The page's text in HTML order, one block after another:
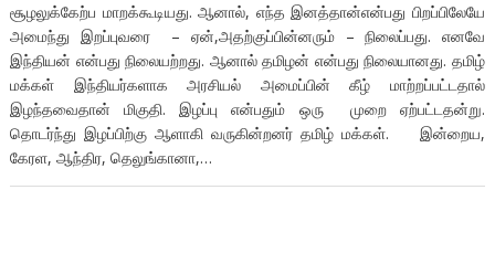
சூழலுக்கேற்ப மாறக்கூடியது. ஆனால், எந்த இனத்தான்என்பது பிறப்பிலேயே
அமைந்து இறப்புவரை – ஏன்,அதற்குப்பின்னரும் – நிலைப்பது. எனவே
இந்தியன் என்பது நிலையற்றது. ஆனால் தமிழன் என்பது நிலையானது. தமிழ்
மக்கள் இந்தியர்களாக அரசியல் அமைப்பின் கீழ் மாற்றப்பட்டதால்
இழந்தவைதான் மிகுதி. இழப்பு என்பதும் ஒரு முறை ஏற்பட்டதன்று.
தொடர்ந்து இழப்பிற்கு ஆளாகி வருகின்றனர் தமிழ் மக்கள். இன்றைய,
கேரள, ஆந்திர, தெலுங்கானா,…